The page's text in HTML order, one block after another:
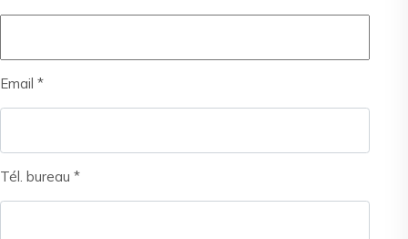
Email *
Tél. bureau *